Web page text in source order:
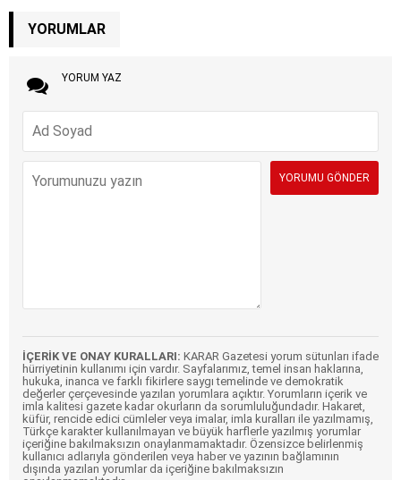
YORUMLAR
YORUM YAZ
İÇERİK VE ONAY KURALLARI: KARAR Gazetesi yorum sütunları ifade
hürriyetinin kullanımı için vardır. Sayfalarımız, temel insan haklarına,
hukuka, inanca ve farklı fikirlere saygı temelinde ve demokratik
değerler çerçevesinde yazılan yorumlara açıktır. Yorumların içerik ve
imla kalitesi gazete kadar okurların da sorumluluğundadır. Hakaret,
küfür, rencide edici cümleler veya imalar, imla kuralları ile yazılmamış,
Türkçe karakter kullanılmayan ve büyük harflerle yazılmış yorumlar
içeriğine bakılmaksızın onaylanmamaktadır. Özensizce belirlenmiş
kullanıcı adlarıyla gönderilen veya haber ve yazının bağlamının
dışında yazılan yorumlar da içeriğine bakılmaksızın